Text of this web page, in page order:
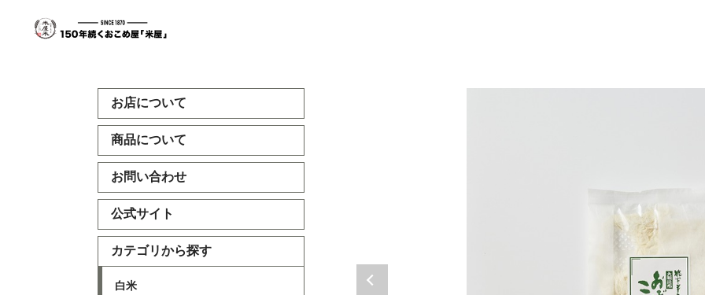
お店について
商品について
お問い合わせ
公式サイト
カテゴリから探す
白米